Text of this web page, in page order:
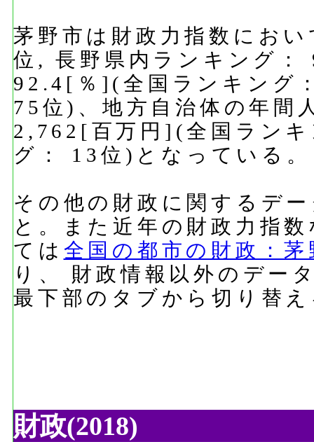
茅野市は財政力指数にお
位, 長野県内ランキング：
92.4[％](全国ランキング
75位)、地方自治体の年間
2,762[百万円](全国ラン
グ： 13位)となっている。
その他の財政に関するデ
と。また近年の財政力指
ては 全国の都市の財政：
り、 財政情報以外のデー
最下部のタブから切り替
財政(2018)